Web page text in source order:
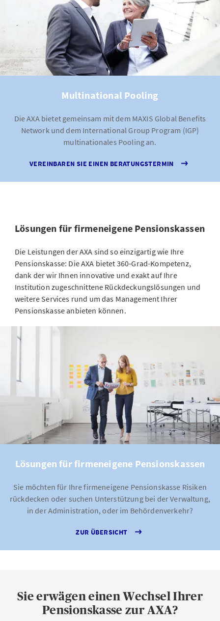
Multinational Pooling
Die AXA bietet gemeinsam mit dem MAXIS Global Benefits
Network und dem International Group Program (IGP)
multinationales Pooling an.
VEREINBAREN SIE EINEN BERATUNGSTERMIN
Lösungen für firmeneigene Pensionskassen
Die Leistungen der AXA sind so einzigartig wie Ihre
Pensionskasse: Die AXA bietet 360-Grad-Kompetenz,
dank der wir Ihnen innovative und exakt auf Ihre
Institution zugeschnittene Rückdeckungslösungen und
weitere Services rund um das Management Ihrer
Pensionskasse anbieten können.
Lösungen für firmeneigene Pensionskassen
Sie möchten für Ihre firmeneigene Pensionskasse Risiken
rückdecken oder suchen Unterstützung bei der Verwaltung,
in der Administration, oder im Behördenverkehr?
ZUR ÜBERSICHT
Sie erwägen einen Wechsel Ihrer
Pensionskasse zur AXA?